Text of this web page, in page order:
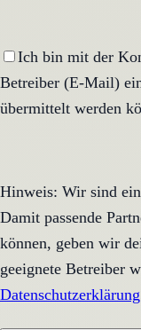
Ich bin mit der
Betreiber (E-Mail)
übermittelt werden
Hinweis: Wir sind
Damit passende
können, geben wir
geeignete Betreiber
Datenschutzerklärung